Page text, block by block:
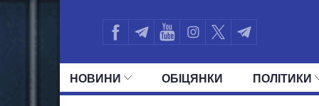
НОВИНИ ОБIЦЯНКИ ПОЛIТИКИ